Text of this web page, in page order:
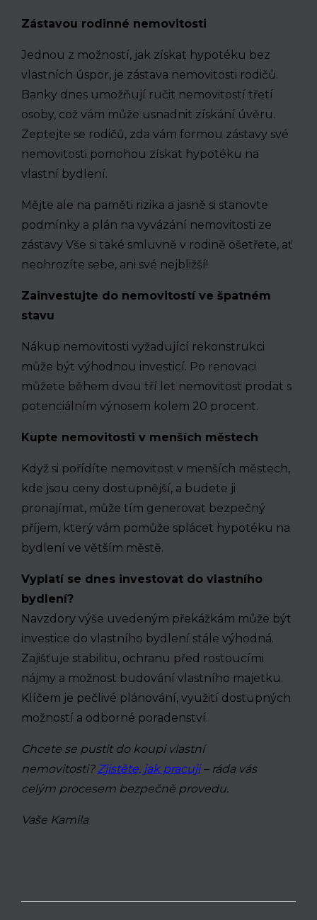
Zástavou rodinné nemovitosti
Jednou z možností, jak získat hypotéku bez
vlastních úspor, je zástava nemovitosti rodičů.
Banky dnes umožňují ručit nemovitostí třetí
osoby, což vám může usnadnit získání úvěru.
Zeptejte se rodičů, zda vám formou zástavy své
nemovitosti pomohou získat hypotéku na
vlastní bydlení.
Mějte ale na paměti rizika a jasně si stanovte
podmínky a plán na vyvázání nemovitosti ze
zástavy Vše si také smluvně v rodině ošetřete, ať
neohrozíte sebe, ani své nejbližší!
Zainvestujte do nemovitostí ve špatném
stavu
Nákup nemovitosti vyžadující rekonstrukci
může být výhodnou investicí. Po renovaci
můžete během dvou tří let nemovitost prodat s
potenciálním výnosem kolem 20 procent.
Kupte nemovitosti v menších městech
Když si pořídíte nemovitost v menších městech,
kde jsou ceny dostupnější, a budete ji
pronajímat, může tím generovat bezpečný
příjem, který vám pomůže splácet hypotéku na
bydlení ve větším městě.
Vyplatí se dnes investovat do vlastního
bydlení?
Navzdory výše uvedeným překážkám může být
investice do vlastního bydlení stále výhodná.
Zajišťuje stabilitu, ochranu před rostoucími
nájmy a možnost budování vlastního majetku.
Klíčem je pečlivé plánování, využití dostupných
možností a odborné poradenství.
Chcete se pustit do koupi vlastní
nemovitosti? Zjistěte, jak pracuji– ráda vás
celým procesem bezpečně provedu.
Vaše Kamila